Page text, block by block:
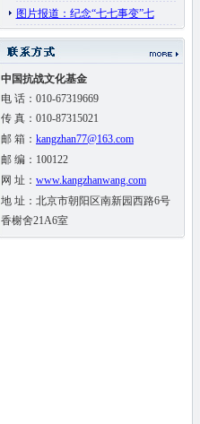
图片报道：纪念“七七事变”七
中国抗战文化基金
电 话：010-67319669
传 真：010-87315021
邮 箱： kangzhan77@163.com
邮 编：100122
网 址： www.kangzhanwang.com
地 址：北京市朝阳区南新园西路6号
香榭舍21A6室